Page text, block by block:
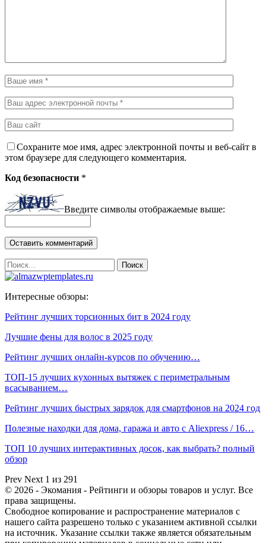
Сохраните мое имя, адрес электронной почты и веб-сайт в
этом браузере для следующего комментария.
Код безопасности *
Введите символы отображаемые выше:
Интересные обзоры:
Рейтинг лучших торсионных бит в 2024 году
Лучшие фены для волос в 2025 году
Рейтинг лучших онлайн-курсов по обучению…
ТОП-15 лучших кухонных вытяжек с периметральным
всасыванием…
Рейтинг лучших быстрых зарядок для смартфонов на 2024 год
Полезные находки для дома, гаража и авто с Aliexpress / 16…
ТОП 10 лучших интерактивных досок, как выбрать? полный
обзор
Prev Next 1 из 291
© 2026 - Экомания - Рейтинги и обзоры товаров и услуг. Все
права защищены.
Свободное копирование и распространение материалов с
нашего сайта разрешено только с указанием активной ссылки
на источник. Указание ссылки также является обязательным